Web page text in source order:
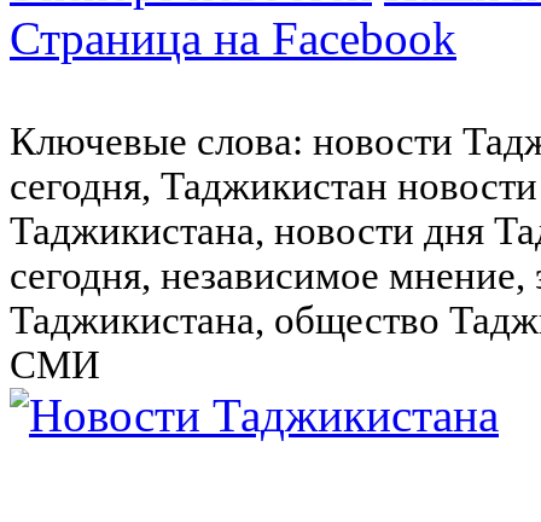
Страница на Facebook
Ключевые слова: новости
сегодня, Таджикистан
Таджикистана, новости дня
сегодня, независимое
Таджикистана, общество
СМИ